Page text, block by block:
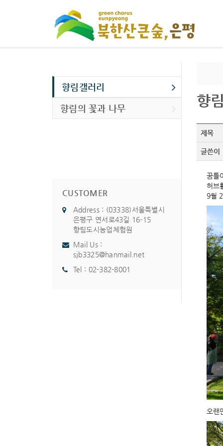
향림갤러리
향림의 꽃과 나무
CUSTOMER
Address : (03338)서울특별시
은평구 연서로43길 16-15
향림도시농업체험원
Mail Us :
sjb3325@hanmail.net
Tel : 02-382-8001
향
제목
글쓴이
꿈틀
허브
9월
오랜